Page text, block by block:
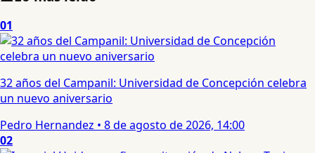
01
32 años del Campanil: Universidad de Concepción celebra
un nuevo aniversario
Pedro Hernandez • 8 de agosto de 2026, 14:00
02